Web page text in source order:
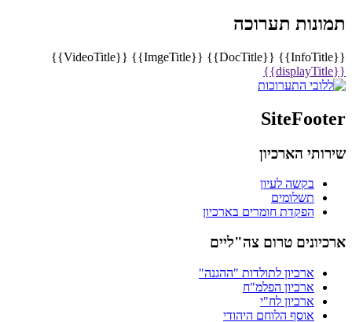
תמונות תערוכה
{{InfoTitle}}
{{DocTitle}}
{{ImgeTitle}}
{{VideoTitle}}
{{displayTitle}}
SiteFooter
שירותי הארכיון
בקשה לעיון
תשלומים
הפקדת חומרים בארכיון
ארכיונים טרום צה"ליים
ארכיון לתולדות "ההגנה"
ארכיון הפלמ"ח
ארכיון לח"י
אוסף הלוחם היהודי